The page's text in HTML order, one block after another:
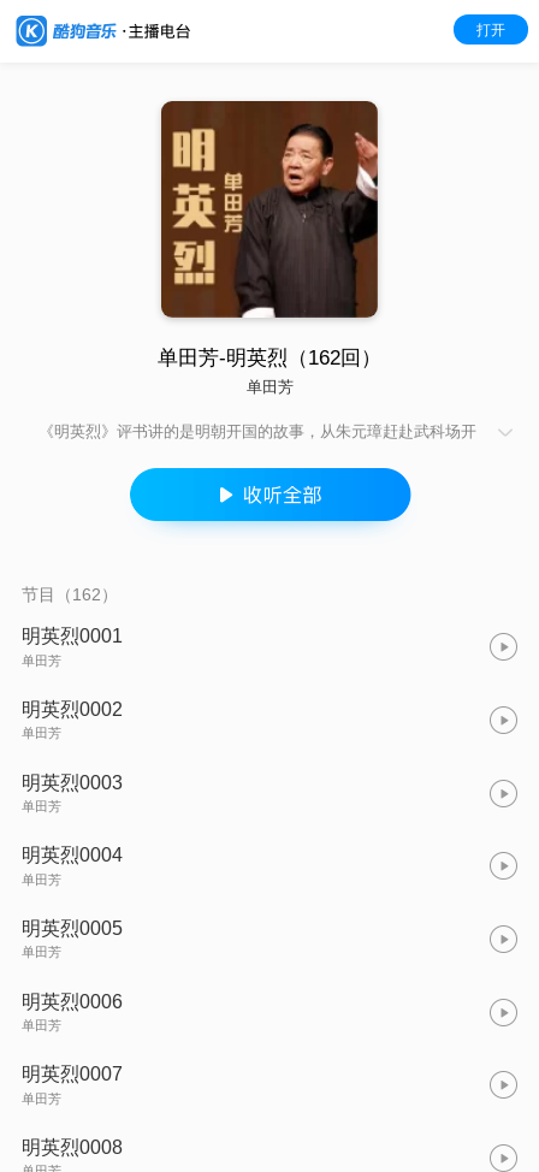
打开
单田芳-明英烈（162回）
单田芳
《明英烈》评书讲的是明朝开国的故事，从朱元璋赶赴武科场开
隆会、常茂出世、破金陵等故事组成，《明英烈》是单田芳的看
家书，当然写的精彩之极，从这部书上你能够体会到单田芳在讲
史书上的独有的特点：三分所七分平，辩证的看待历史（单田芳
是不能比的，那就是读者明明知道书中的历史是野史但还能津津
的读下去。
节目（162）
明英烈0001
单田芳
明英烈0002
单田芳
明英烈0003
单田芳
明英烈0004
单田芳
明英烈0005
单田芳
明英烈0006
单田芳
明英烈0007
单田芳
明英烈0008